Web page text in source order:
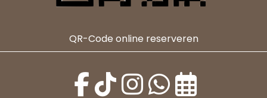
QR-Code online reserveren